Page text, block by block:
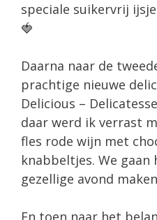
speciale suikervrij
🍓
Daarna naar de
prachtige nieuwe
Delicious –
daar werd ik verrast
fles rode wijn met
knabbeltjes. We gaan
gezellige avond